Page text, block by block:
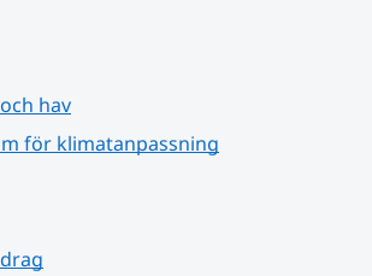
hav
för klimatanpassning